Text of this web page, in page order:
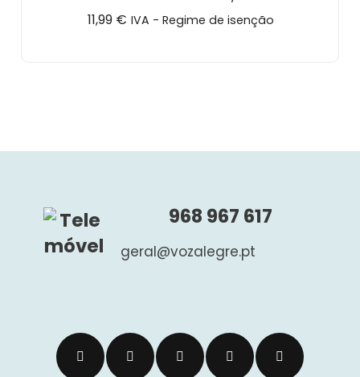
11,99 € IVA - Regime de isenção
968 967 617
geral@vozalegre.pt